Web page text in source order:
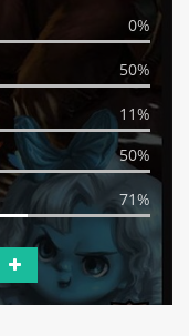
0%
50%
11%
50%
71%